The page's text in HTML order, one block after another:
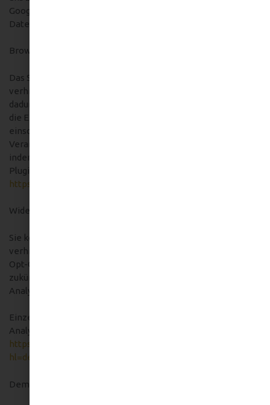
Google Analytics übermittelten IP-Adresse mit anderen
Daten von Google statt.
Browser Plugin
Das Setzen von Cookies durch Ihren Webbrowser ist
verhinderbar. Einige Funktionen unserer Website könnten
dadurch jedoch eingeschränkt werden. Ebenso können Sie
die Erfassung von Daten bezüglich Ihrer Website-Nutzung
einschließlich Ihrer IP-Adresse mitsamt anschließender
Verarbeitung durch Google unterbinden. Dies ist möglich,
indem Sie das über folgenden Link erreichbare Browser-
Plugin herunterladen und installieren:
https://tools.google.com/dlpage/gaoptout?hl=de
Widerspruch gegen die Datenerfassung
Sie können die Erfassung Ihrer Daten durch Google Analytics
verhindern, indem Sie auf folgenden Link klicken. Es wird ein
Opt-Out-Cookie gesetzt, der die Erfassung Ihrer Daten bei
zukünftigen Besuchen unserer Website verhindert: Google
Analytics deaktivieren.
Einzelheiten zum Umgang mit Nutzerdaten bei Google
Analytics finden Sie in der Datenschutzerklärung von Google:
https://support.google.com/analytics/answer/6004245?
hl=de
Demografische Merkmale bei Google Analytics